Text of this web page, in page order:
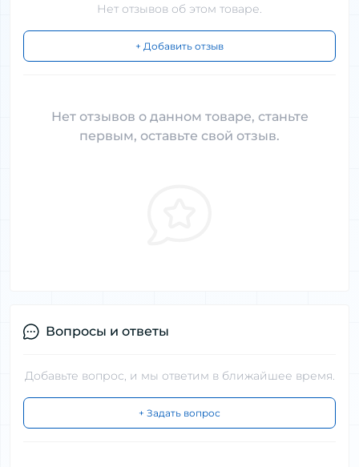
Нет отзывов об этом товаре.
+ Добавить отзыв
Нет отзывов о данном товаре, станьте
первым, оставьте свой отзыв.
Вопросы и ответы
Добавьте вопрос, и мы ответим в ближайшее время.
+ Задать вопрос